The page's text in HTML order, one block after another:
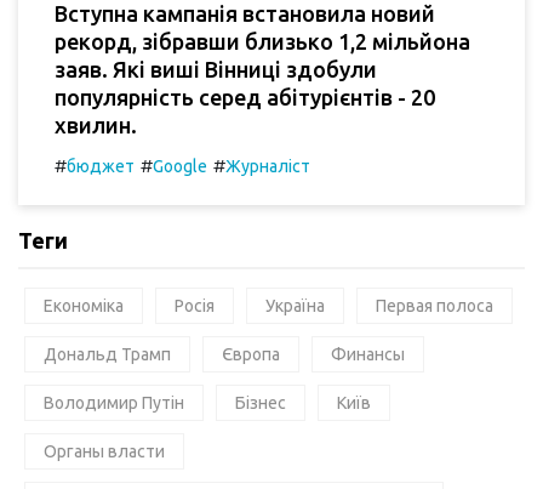
Вступна кампанія встановила новий
рекорд, зібравши близько 1,2 мільйона
заяв. Які виші Вінниці здобули
популярність серед абітурієнтів - 20
хвилин.
#бюджет #Google #Журналіст
Теги
Економіка Росія Україна Первая полоса
Дональд Трамп Європа Финансы
Володимир Путін Бізнес Київ
Органы власти